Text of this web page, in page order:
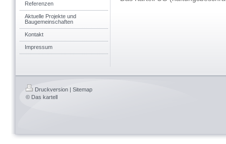
Referenzen
Aktuelle Projekte und
Baugemeinschaften
Kontakt
Impressum
Druckversion | Sitemap
© Das kartell